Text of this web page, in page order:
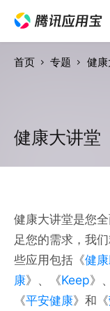
首页 专题 健
健康大讲堂
健康大讲堂是您
足您的需求，我
些应用包括《健
康》、《Keep》
《平安健康》和《